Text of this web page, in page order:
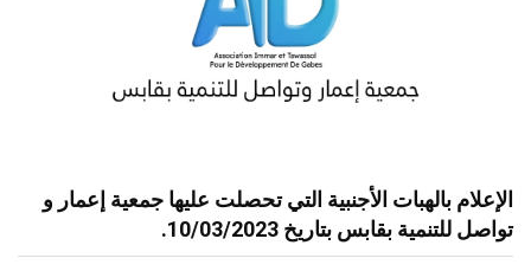
الإعلام بالهبات الأجنبية التي تحصلت عليها جمعية إعمار و
تواصل للتنمية بقابس بتاريخ 10/03/2023.